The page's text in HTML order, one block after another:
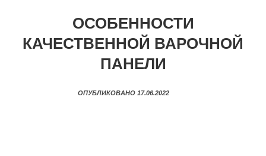
ОСОБЕННОСТИ
КАЧЕСТВЕННОЙ ВАРОЧНОЙ
ПАНЕЛИ
ОПУБЛИКОВАНО 17.06.2022